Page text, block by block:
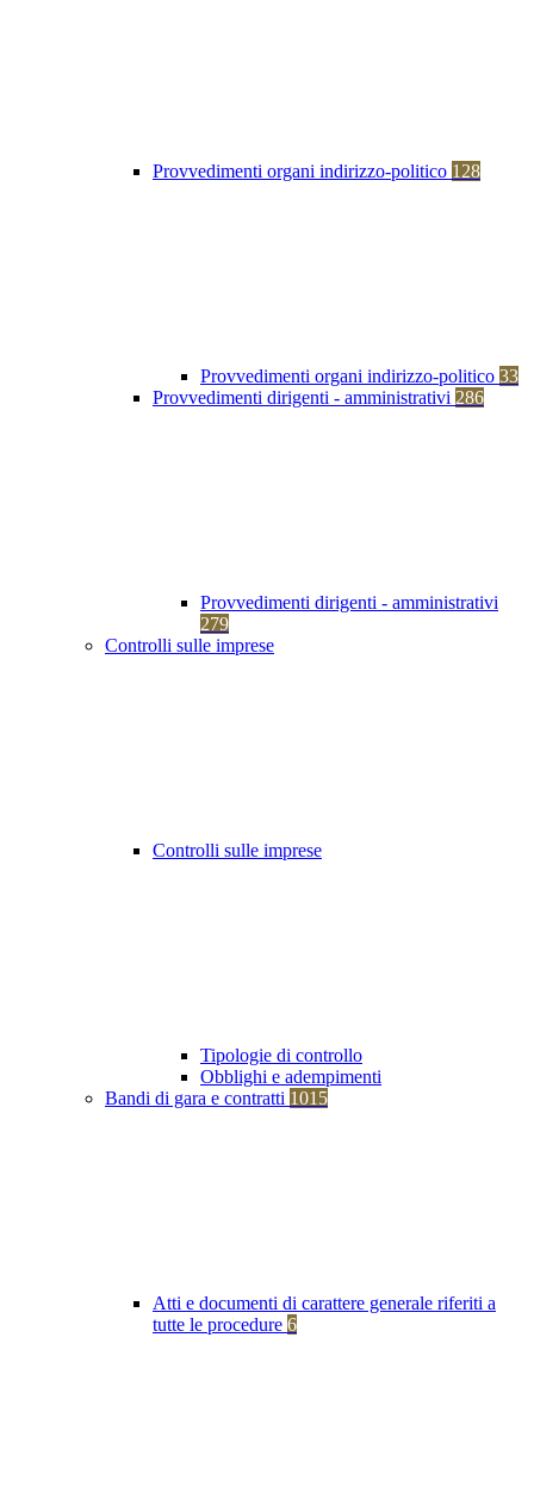
Provvedimenti organi indirizzo-politico 128
Provvedimenti organi indirizzo-politico 33
Provvedimenti dirigenti - amministrativi 286
Provvedimenti dirigenti - amministrativi
279
Controlli sulle imprese
Controlli sulle imprese
Tipologie di controllo
Obblighi e adempimenti
Bandi di gara e contratti 1015
Atti e documenti di carattere generale riferiti a
tutte le procedure 6